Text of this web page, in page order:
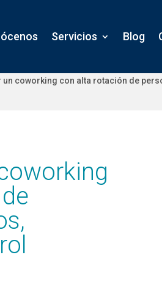
Servicios Blog
un coworking con alta rotación de